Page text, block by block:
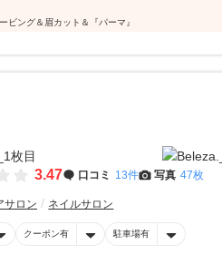
ビング＆眉カット＆『パーマ』
3.47 口コミ 13件 写真 47枚
サロン ネイルサロン
クーポン有 駐車場有